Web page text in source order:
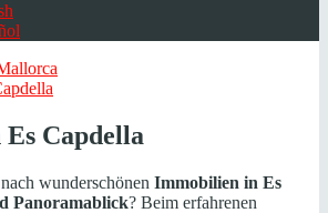
Capdella
wunderschönen Immobilien in Es
Panoramablick? Beim erfahrenen